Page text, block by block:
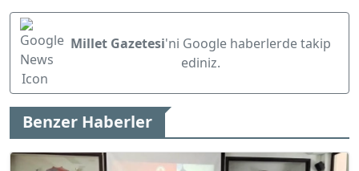
Millet Gazetesi'ni Google haberlerde takip
ediniz.
Benzer Haberler